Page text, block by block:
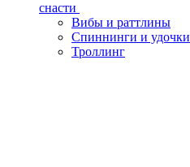
снасти
Вибы и раттлины
Спиннинги и удочки
Троллинг